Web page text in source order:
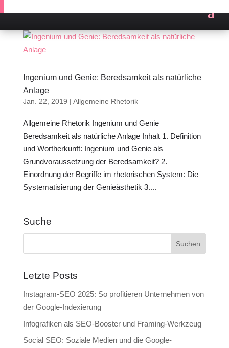
Ingenium und Genie: Beredsamkeit als natürliche
Anlage
Jan. 22, 2019 | Allgemeine Rhetorik
Allgemeine Rhetorik Ingenium und Genie
Beredsamkeit als natürliche Anlage Inhalt 1. Definition
und Wortherkunft: Ingenium und Genie als
Grundvoraussetzung der Beredsamkeit? 2.
Einordnung der Begriffe im rhetorischen System: Die
Systematisierung der Genieästhetik 3....
Suche
Letzte Posts
Instagram-SEO 2025: So profitieren Unternehmen von
der Google-Indexierung
Infografiken als SEO-Booster und Framing-Werkzeug
Social SEO: Soziale Medien und die Google-